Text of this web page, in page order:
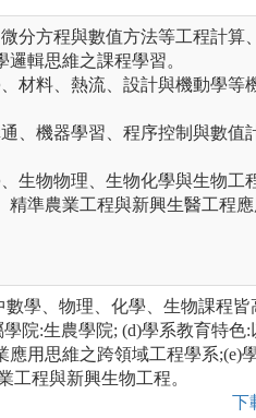
分方程與數值方法等工程計算
輯思維之課程學習。
材料、熱流、設計與機動學等
、機器學習、程序控制與數值
生物物理、生物化學與生物工
精準農業工程與新興生醫工程
數學、物理、化學、生物課程皆
院:生農學院; (d)學系教育特色:
應用思維之跨領域工程學系;(e)
工程與新興生物工程。
下